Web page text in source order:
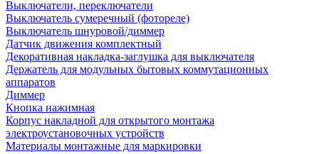
Выключатели, переключатели
Выключатель сумеречный (фотореле)
Выключатель шнуровой/диммер
Датчик движения комплектный
Декоративная накладка-заглушка для выключателя
Держатель для модульных бытовых коммутационных
аппаратов
Диммер
Кнопка нажимная
Корпус накладной для открытого монтажа
электроустановочных устройств
Материалы монтажные для маркировки